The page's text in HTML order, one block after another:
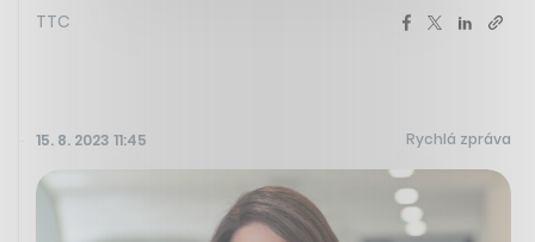
TTC
15. 8. 2023 11:45 Rychlá zpráva